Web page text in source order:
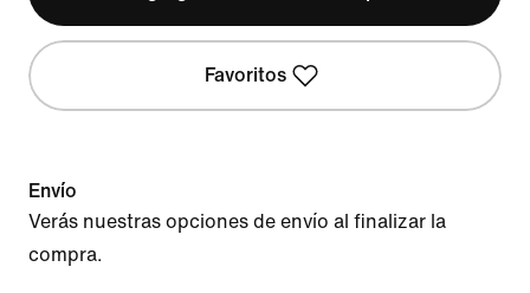
Favoritos
Envío
Verás nuestras opciones de envío al finalizar la
compra.